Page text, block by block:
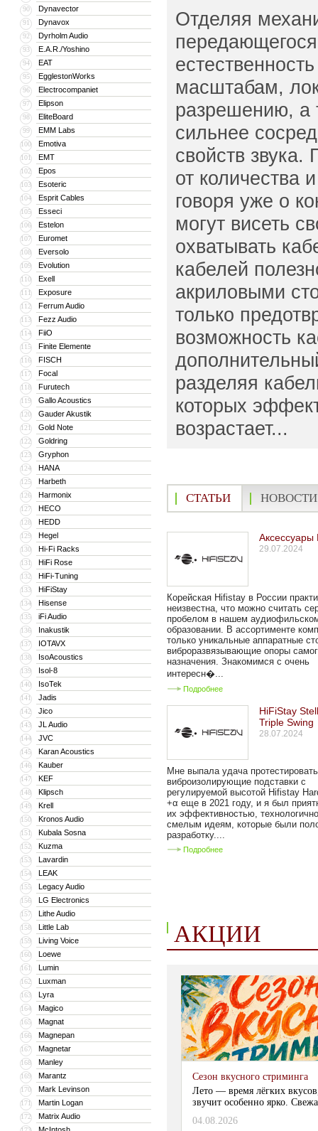
90 Dynavector
91 Dynavox
92 Dyrholm Audio
93 E.A.R./Yoshino
94 EAT
95 EgglestonWorks
96 Electrocompaniet
97 Elipson
98 EliteBoard
99 EMM Labs
100 Emotiva
101 EMT
102 Epos
103 Esoteric
104 Esprit Cables
105 Esseci
106 Estelon
107 Euromet
108 Eversolo
109 Evolution
110 Exell
111 Exposure
112 Ferrum Audio
113 Fezz Audio
114 FiiO
115 Finite Elemente
116 FISCH
117 Focal
118 Furutech
119 Gallo Acoustics
120 Gauder Akustik
121 Gold Note
122 Goldring
123 Gryphon
124 HANA
125 Harbeth
126 Harmonix
127 HECO
128 HEDD
129 Hegel
130 Hi-Fi Racks
131 HiFi Rose
132 HiFi-Tuning
133 HiFiStay
134 Hisense
135 iFi Audio
136 Inakustik
137 IOTAVX
138 IsoAcoustics
139 Isol-8
140 IsoTek
141 Jadis
142 Jico
143 JL Audio
144 JVC
145 Karan Acoustics
146 Kauber
147 KEF
148 Klipsch
149 Krell
150 Kronos Audio
151 Kubala Sosna
152 Kuzma
153 Lavardin
154 LEAK
155 Legacy Audio
156 LG Electronics
157 Lithe Audio
158 Little Lab
159 Living Voice
160 Loewe
161 Lumin
162 Luxman
163 Lyra
164 Magico
165 Magnat
166 Magnepan
167 Magnetar
168 Manley
169 Marantz
170 Mark Levinson
171 Martin Logan
172 Matrix Audio
Отделяя
масштабам,
разрешению, а
сильнее
свойств
от количества
говоря уже о
могут висеть
охватывать
кабелей
акриловыми
только
возможность
разделяя
которых
возрастает...
СТАТЬИ НОВОСТИ
Аксессуары
29.07.2024
Корейская Hifistay в России
неизвестна, что можно считать
пробелом в нашем
образовании. В ассортименте
только уникальные аппаратные
виброразвязывающие опоры
назначения. Знакомимся с очень
интересн�...
Подробнее
HiFiStay
Triple Swing
28.07.2024
Мне выпала удача протестировать
виброизолирующие подставки с
регулируемой высотой Hifistay
+α еще в 2021 году, и я был
их эффективностью,
смелым идеям, которые были
разработку....
Подробнее
АКЦИИ
Сезон вкусного стриминга
Лето — время лёгких
звучит особенно ярко.
04.08.2026